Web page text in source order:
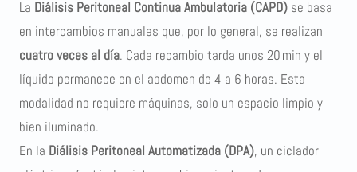
La Diálisis Peritoneal Continua Ambulatoria (CAPD) se basa
en intercambios manuales que, por lo general, se realizan
cuatro veces al día. Cada recambio tarda unos 20 min y el
líquido permanece en el abdomen de 4 a 6 horas. Esta
modalidad no requiere máquinas, solo un espacio limpio y
bien iluminado.
En la Diálisis Peritoneal Automatizada (DPA), un ciclador